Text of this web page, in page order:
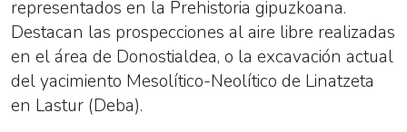
representados en la Prehistoria gipuzkoana.
Destacan las prospecciones al aire libre realizadas
en el área de Donostialdea, o la excavación actual
del yacimiento Mesolítico-Neolítico de Linatzeta
en Lastur (Deba).